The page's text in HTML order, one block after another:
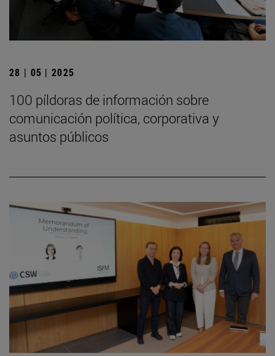
28 | 05 | 2025
100 píldoras de información sobre
comunicación política, corporativa y
asuntos públicos